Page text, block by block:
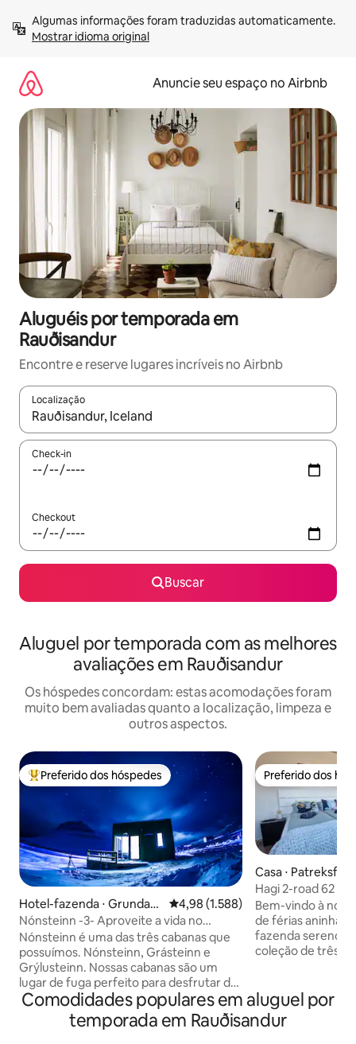
para
Mostrar idioma original
Anuncie seu espaço no Airbnb
Aluguéis por temporada em
Rauðisandur
Encontre e reserve lugares incríveis no Airbnb
Localização
Quando os resultados estiverem disponíveis, explore-os
Check-in
Checkout
Buscar
Aluguel por temporada com as melhores
avaliações em Rauðisandur
Os hóspedes concordam: estas acomodações foram
muito bem avaliadas quanto a localização, limpeza e
outros aspectos.
Entre os melhores preferidos dos hóspedes
Preferido dos hóspedes
Hotel-fazenda ⋅ Grundarfj
örður
4,98 de uma avaliação média de
4,98 (1.588)
Nónsteinn -3- Aproveite a vida no
campo.
Nónsteinn é uma das três cabanas que
possuímos. Nónsteinn, Grásteinn e
Grýlusteinn. Nossas cabanas são um
lugar de fuga perfeito para desfrutar da
natureza ao máximo enquanto relaxa
com uma vista deslumbrante. Perfeito
para recém-casados, casais ou amigos.
Preferido dos
Preferido dos
Casa ⋅
Hagi 2-road 62 - 2
Bem-vindo à
de férias
fazenda sereno.
coleção de três
fornecida, com
passos para
você possa
Comodidades populares em aluguel por
temporada em Rauðisandur